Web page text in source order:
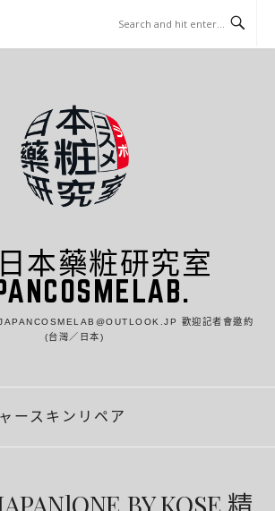
本藥粧研究室
歡迎記者會邀約
(台灣／日本)
ースキンリペア
BY KOSE 精